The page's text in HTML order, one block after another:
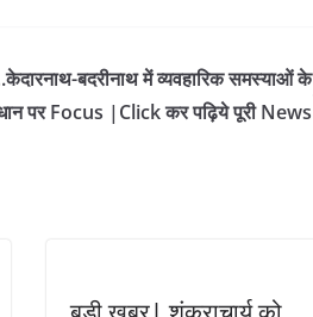
बदरीनाथ में व्यवहारिक समस्याओं के
पर Focus |Click कर पढ़िये पूरी News